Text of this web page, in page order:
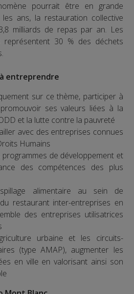
pourrait être en grande
ans, la restauration collective
milliards de repas par an. Les
représentent 30 % des déchets
à entreprendre
sur ce thème, participer à
ses valeurs liées à la
et la lutte contre la pauvreté
avec des entreprises connues
Humains
programmes de développement et
des compétences des plus
alimentaire au sein de
restaurant inter-entreprises en
des entreprises utilisatrices
urbaine et les circuits-
(type AMAP), augmenter les
en ville en valorisant ainsi son